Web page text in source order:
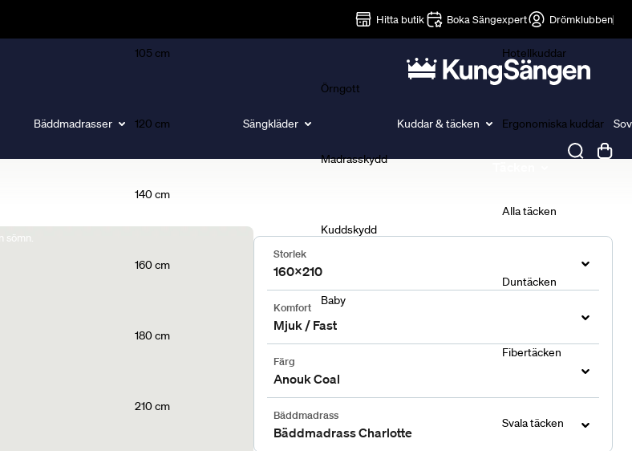
Hitta butik Boka Sängexpert Drömklubben
sömn.
Bäddmadrasser
105 cm
120 cm
140 cm
160 cm
180 cm
210 cm
Sängkläder
Örngott
Madrasskydd
Kuddskydd
Baby
Kuddar & täcken
Hotellkuddar
Ergonomiska kuddar
Alla täcken
Duntäcken
Fibertäcken
Svala täcken
Storlek
160x210
Komfort
Mjuk / Fast
Färg
Anouk Coal
Bäddmadrass
Bäddmadrass Charlotte